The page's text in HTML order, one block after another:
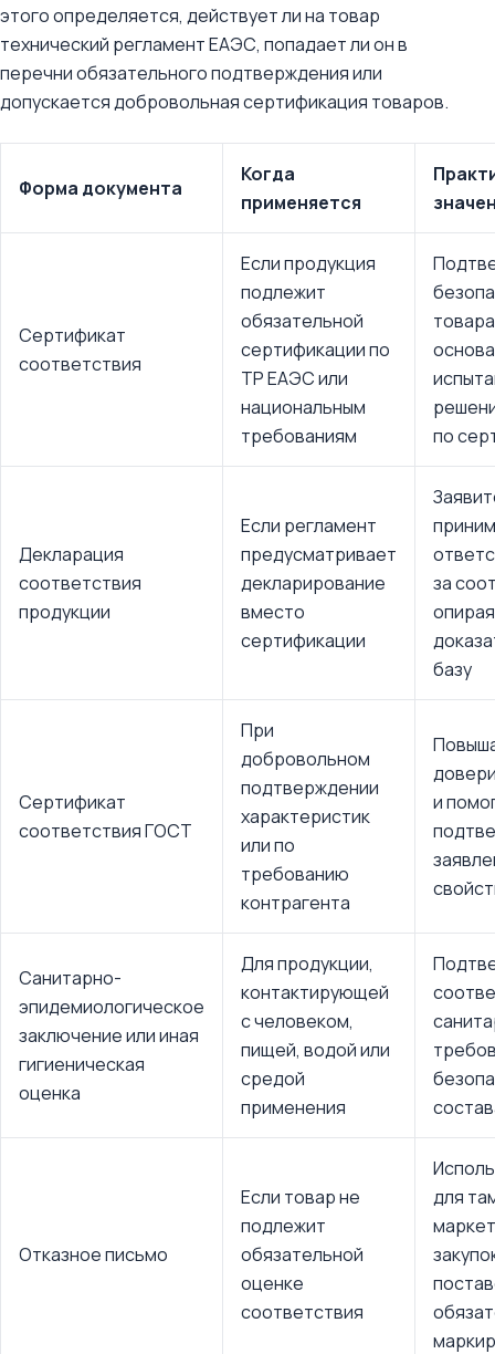
этого определяется, действует ли на товар
технический регламент ЕАЭС, попадает ли он в
перечни обязательного подтверждения или
допускается добровольная сертификация товаров.
Форма документа
Когда
применяется
Сертификат
соответствия
Если продукция
подлежит
обязательной
сертификации по
ТР ЕАЭС или
национальным
требованиям
по
Декларация
соответствия
продукции
Если регламент
предусматривает
декларирование
вместо
сертификации
за
базу
Сертификат
соответствия ГОСТ
При
добровольном
подтверждении
характеристик
или по
требованию
контрагента
и
Санитарно-
эпидемиологическое
заключение или иная
гигиеническая
оценка
Для продукции,
контактирующей
с человеком,
пищей, водой или
средой
применения
Отказное письмо
Если товар не
подлежит
обязательной
оценке
соответствия
для